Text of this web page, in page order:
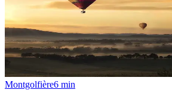
Montgolfière6 min